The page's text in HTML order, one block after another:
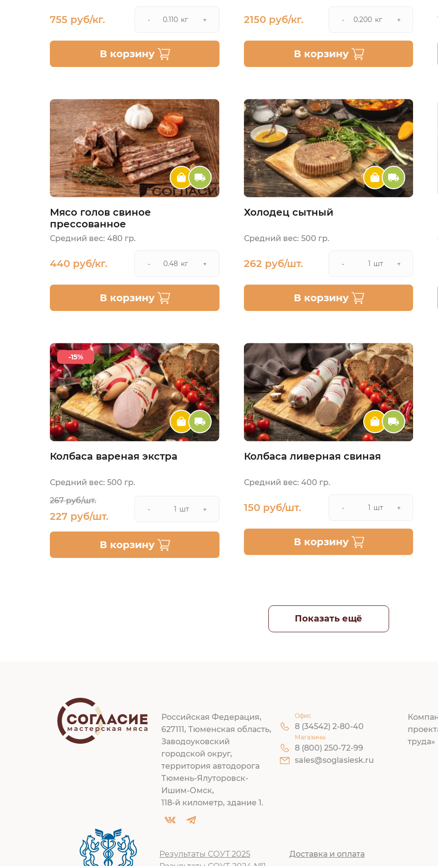
755 руб/кг. - кг +
В корзину
2150 руб/кг. - кг +
В корзину
Мясо голов свиное
прессованное
Средний вес: 480 гр.
440 руб/кг. - кг +
В корзину
Холодец сытный
Средний вес: 500 гр.
262 руб/шт. - шт +
В корзину
-15%
Колбаса вареная экстра
Средний вес: 500 гр.
267 руб/шт.
227 руб/шт.
- шт +
В корзину
Колбаса ливерная свиная
Средний вес: 400 гр.
150 руб/шт. - шт +
В корзину
Показать ещё
Российская Федерация,
627111, Тюменская область,
Заводоуковский
городской округ,
территория автодорога
Тюмень-Ялуторовск-
Ишим-Омск,
118-й километр, здание 1.
Офис
8 (34542) 2-80-40
Магазины
8 (800) 250-72-99
sales@soglasiesk.ru
труда»
Результаты СОУТ 2025
Доставка и оплата